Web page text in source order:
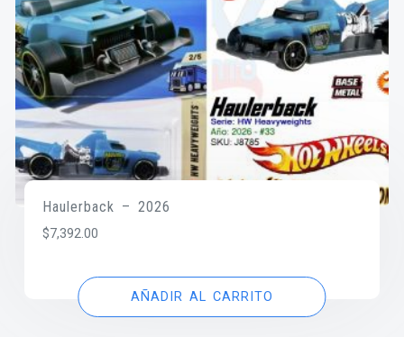
Haulerback – 2026
$7,392.00
AÑADIR AL CARRITO